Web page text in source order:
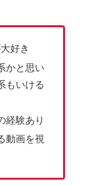
好き
かと思い
もいける
経験あり
動画を視